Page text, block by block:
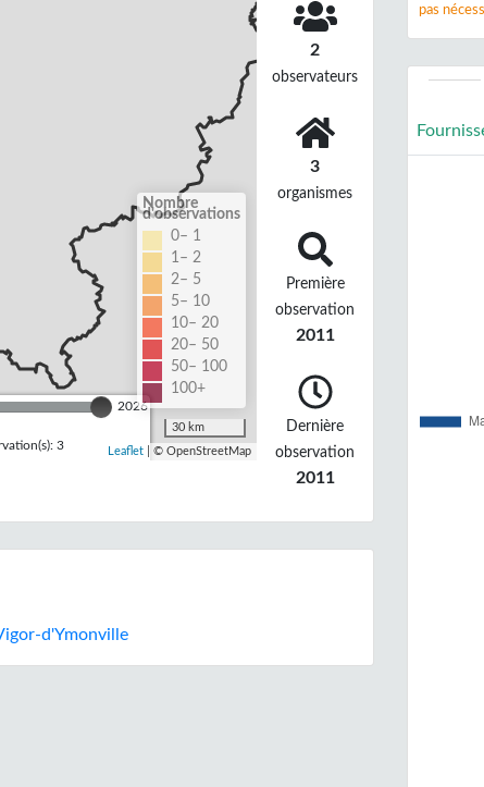
2026
3
Nombre
d'observations
0– 1
1– 2
2– 5
5– 10
10– 20
20– 50
50– 100
100+
30 km
Leaflet| © OpenStreetMap
2
observateurs
3
organismes
Première
observation
2011
Dernière
observation
2011
d'Ymonville
pas